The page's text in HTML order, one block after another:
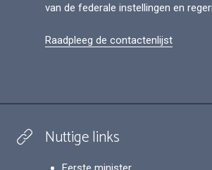
van de federale instellingen en
Raadpleeg de contactenlijst
Nuttige links